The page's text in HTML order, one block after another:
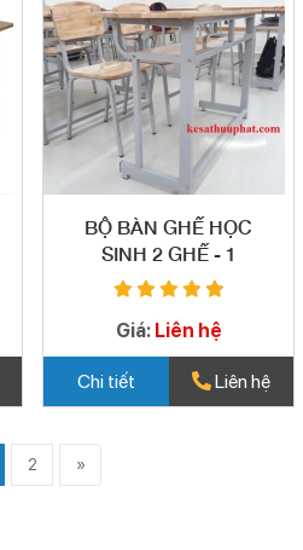
BỘ BÀN GHẾ HỌC
SINH 2 GHẾ - 1
Giá: Liên hệ
Chi tiết Liên hệ
2 »